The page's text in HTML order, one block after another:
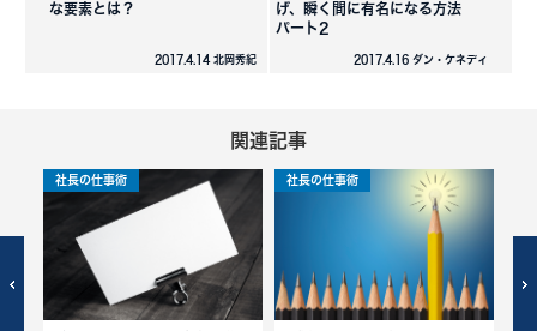
な要素とは？
2017.4.14 北岡秀紀
げ、瞬く間に有名になる方法
パート2
2017.4.16 ダン・ケネディ
関連記事
社長の仕事術 社長の仕事術